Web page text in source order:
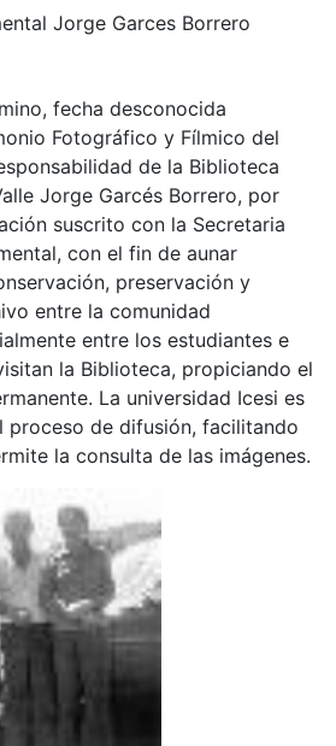
Jorge Garces Borrero
fecha desconocida
Fotográfico y Fílmico del
de la Biblioteca
Jorge Garcés Borrero, por
suscrito con la Secretaria
con el fin de aunar
preservación y
entre la comunidad
entre los estudiantes e
la Biblioteca, propiciando el
La universidad Icesi es
proceso de difusión, facilitando
la consulta de las imágenes.